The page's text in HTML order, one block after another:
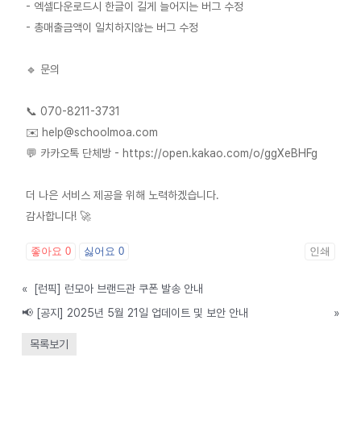
- 엑셀다운로드시 한글이 길게 늘어지는 버그 수정
- 총매출금액이 일치하지않는 버그 수정
🔹 문의
📞 070-8211-3731
✉️ help@schoolmoa.com
💬 카카오톡 단체방 - https://open.kakao.com/o/ggXeBHFg
더 나은 서비스 제공을 위해 노력하겠습니다.
감사합니다! 🚀
좋아요 0 싫어요 0 인쇄
«
[런픽] 런모아 브랜드관 쿠폰 발송 안내
📢 [공지] 2025년 5월 21일 업데이트 및 보안 안내
»
목록보기